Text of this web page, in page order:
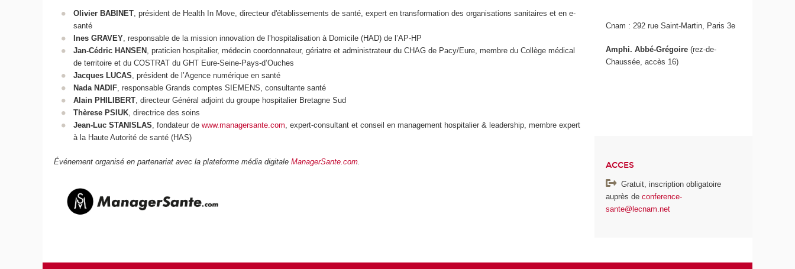
Olivier BABINET, président de Health In Move, directeur d'établissements de santé, expert en transformation des organisations sanitaires et en e-
santé
Ines GRAVEY, responsable de la mission innovation de l’hospitalisation à Domicile (HAD) de l’AP-HP
Jan-Cédric HANSEN , praticien hospitalier, médecin coordonnateur, gériatre et administrateur du CHAG de Pacy/Eure, membre du Collège médical
de territoire et du COSTRAT du GHT Eure-Seine-Pays-d’Ouches
Jacques LUCAS, président de l’Agence numérique en santé
Nada NADIF, responsable Grands comptes SIEMENS, consultante santé
Alain PHILIBERT, directeur Général adjoint du groupe hospitalier Bretagne Sud
Thèrese PSIUK, directrice des soins
Jean-Luc STANISLAS, fondateur de www.managersante.com, expert-consultant et conseil en management hospitalier & leadership, membre expert
à la Haute Autorité de santé (HAS)
Événement organisé en partenariat avec la plateforme média digitaleManagerSante.com
Cnam : 292 rue Saint-Martin, Paris 3e
Amphi. Abbé-Grégoire (rez-de-
Chaussée, accès 16)
ACCES
Gratuit, inscription obligatoire
auprès deconference-
sante@lecnam.net